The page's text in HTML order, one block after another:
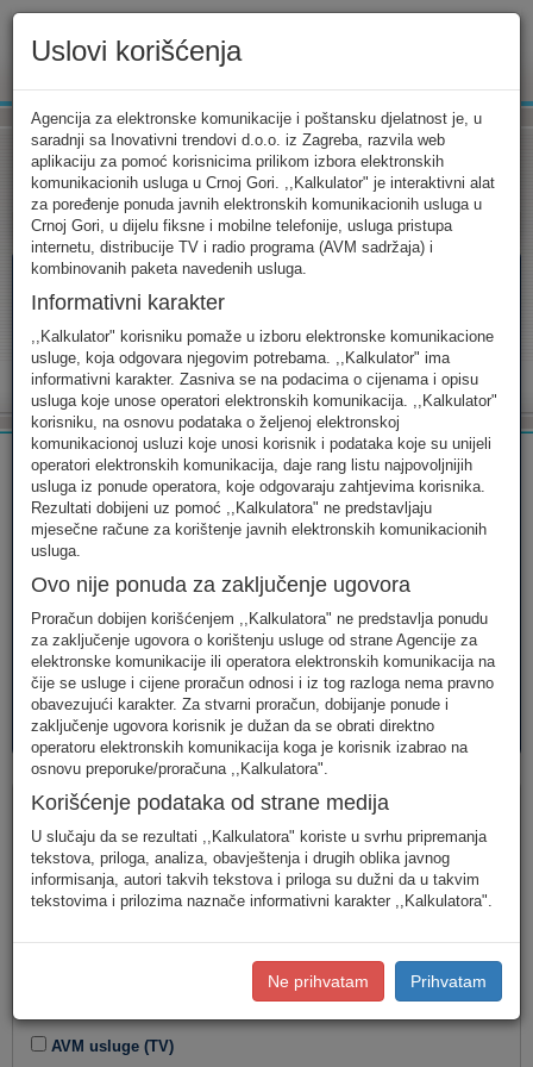
Tarifni kalkulator Uslovi korišćenja Kontakt
Tarifni kalkulator
Odaberite usluge koje koristite, popunite sva potrebna polja i
izaberite za sebe ono najbolje...
FIKSNA MOBILNA INTERNET
AVM
usluge
PAKETI
usluga
Paketi
Tip korisnika
Kombinacija usluga
AVM usluge (TV)
Uslovi korišćenja
Agencija za elektronske komunikacije i poštansku djelatnost je, u
saradnji sa Inovativni trendovi d.o.o. iz Zagreba, razvila web
aplikaciju za pomoć korisnicima prilikom izbora elektronskih
komunikacionih usluga u Crnoj Gori. ,,Kalkulator" je interaktivni alat
za poređenje ponuda javnih elektronskih komunikacionih usluga u
Crnoj Gori, u dijelu fiksne i mobilne telefonije, usluga pristupa
internetu, distribucije TV i radio programa (AVM sadržaja) i
kombinovanih paketa navedenih usluga.
Informativni karakter
,,Kalkulator" korisniku pomaže u izboru elektronske komunikacione
usluge, koja odgovara njegovim potrebama. ,,Kalkulator" ima
informativni karakter. Zasniva se na podacima o cijenama i opisu
usluga koje unose operatori elektronskih komunikacija. ,,Kalkulator"
korisniku, na osnovu podataka o željenoj elektronskoj
komunikacionoj usluzi koje unosi korisnik i podataka koje su unijeli
operatori elektronskih komunikacija, daje rang listu najpovoljnijih
usluga iz ponude operatora, koje odgovaraju zahtjevima korisnika.
Rezultati dobijeni uz pomoć ,,Kalkulatora" ne predstavljaju
mjesečne račune za korištenje javnih elektronskih komunikacionih
usluga.
Ovo nije ponuda za zaključenje ugovora
Proračun dobijen korišćenjem ,,Kalkulatora" ne predstavlja ponudu
za zaključenje ugovora o korištenju usluge od strane Agencije za
elektronske komunikacije ili operatora elektronskih komunikacija na
čije se usluge i cijene proračun odnosi i iz tog razloga nema pravno
obavezujući karakter. Za stvarni proračun, dobijanje ponude i
zaključenje ugovora korisnik je dužan da se obrati direktno
operatoru elektronskih komunikacija koga je korisnik izabrao na
osnovu preporuke/proračuna ,,Kalkulatora".
Korišćenje podataka od strane medija
U slučaju da se rezultati ,,Kalkulatora" koriste u svrhu pripremanja
tekstova, priloga, analiza, obavještenja i drugih oblika javnog
informisanja, autori takvih tekstova i priloga su dužni da u takvim
tekstovima i prilozima naznače informativni karakter ,,Kalkulatora".
Ne prihvatam Prihvatam